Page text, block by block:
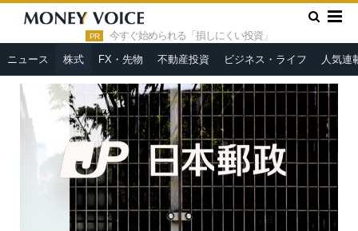
PR 今すぐ始められる「損しにくい投資」
ニュース 株式 FX・先物 不動産投資 ビジネス・ライフ 人気連
HOME » 株式 »
【5/15決算発表479件】大和証券との提携報道
のあった日本郵政＜6178＞が本決算を発表